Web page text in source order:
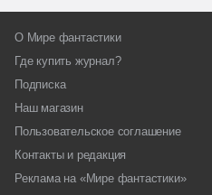
О Мире фантастики
Где купить журнал?
Подписка
Наш магазин
Пользовательское соглашение
Контакты и редакция
Реклама на «Мире фантастики»